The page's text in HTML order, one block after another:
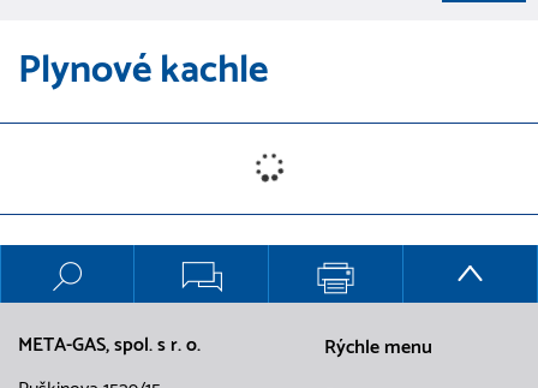
Plynové kachle
META-GAS, spol. s r. o.
Rýchle menu